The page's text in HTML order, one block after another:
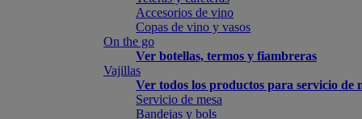
Accesorios de vino
Copas de vino y vasos
On the go
Ver botellas, termos y fiambreras
Vajillas
Ver todos los productos para servicio de
Servicio de mesa
Bandejas y bols